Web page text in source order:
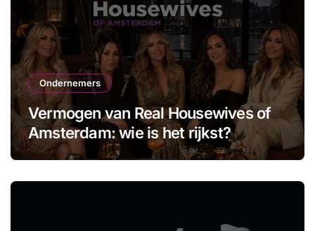
Ondernemers
Vermogen van Real Housewives of
Amsterdam: wie is het rijkst?